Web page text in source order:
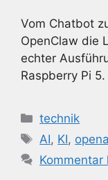
Vom Chatbot
OpenClaw die
echter
Raspberry Pi 5.
Kategorien
technik
AI, KI,
Kommentar